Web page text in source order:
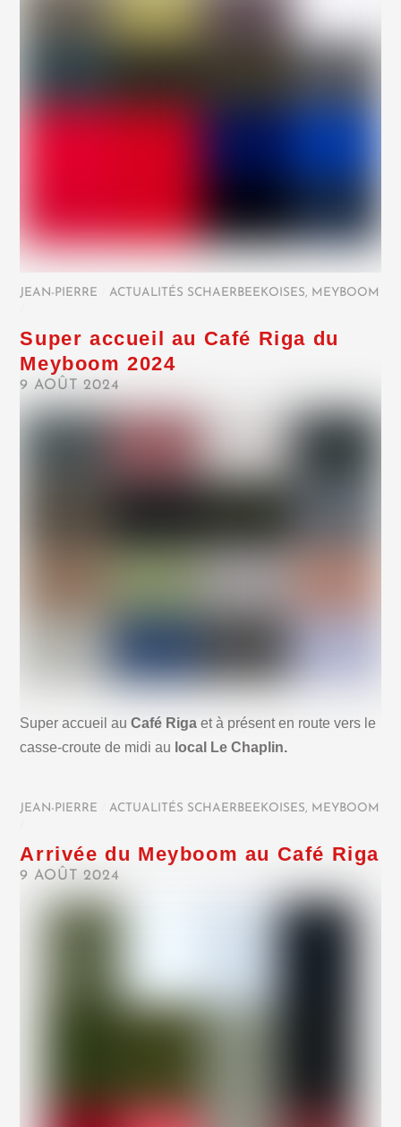
JEAN-PIERRE ACTUALITÉS SCHAERBEEKOISES, MEYBOOM
Super accueil au Café Riga du
Meyboom 2024
9 AOÛT 2024
Super accueil au Café Riga et à présent en route vers le
casse-croute de midi au local Le Chaplin.
JEAN-PIERRE ACTUALITÉS SCHAERBEEKOISES
MEYBOOM
Arrivée du Meyboom au Café Riga
9 AOÛT 2024